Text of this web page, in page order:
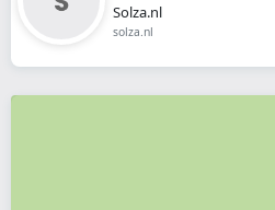
Solza.nl
solza.nl